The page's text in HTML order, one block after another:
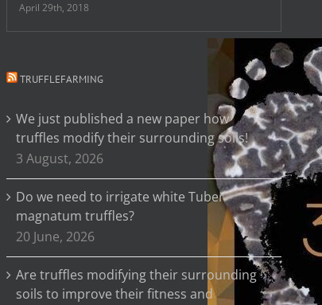
April 29th, 2018
TRUFFLEFARMING
We just published a new paper how
truffles modify their surrounding soils!
3 August, 2026
Do we need to irrigate white Tuber
magnatum truffles?
20 June, 2026
Are truffles modifying their surrounding
soils to improve their fitness and